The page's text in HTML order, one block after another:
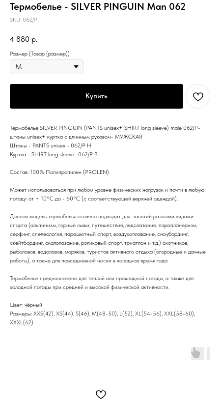
Термобелье - SILVER PINGUIN Man 062
SKU: 062/P
4 880 р.
Размер (Товар (размер))
Купить
Термобелье SILVER PINGUIN (PANTS unisex+ SHIRT long sleeve) male 062/P-
штаны unisex+ куртка с длинным рукавом- МУЖСКАЯ
Штаны - PANTS unisex - 062/P H
Куртка - SHIRT long sleeve- 062/P B
Состав: 100% Полипропилен (PROLEN)
Может использоваться при любом уровне физических нагрузок и почти в любую
погоду: от + 10°С до - 60°С (с соответствующей верхней одеждой).
Данная модель термобелья отлично подходит для: занятий разными видами
спорта (альпинизм, горные лыжи, путешествия, ледолазание, парапланеризм,
серфинг, спелеология, парашютный спорт, воздухоплавание, сноубординг,
скейтбординг, скалолазание, роликовый спорт, триатлон и т.д.) охотников,
рыболовов, водолазов, моряков, туристов активного отдыха (огородные и дачные
работы), а также для повседневной носки в холодное время года.
Термобелье предназначено для теплой или прохладной погоды, а также для
холодной погоды при средней и высокой физической активности.
Цвет: чёрный
Размеры: XXS(42), XS(44), S(46), M(48-50), L(52), XL(54-56), XXL(58-60),
XXXL(62)